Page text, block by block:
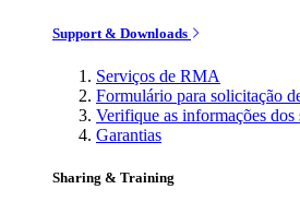
Support & Downloads
Serviços de RMA
Formulário para solicitação
Verifique as informações dos
Garantias
Sharing & Training